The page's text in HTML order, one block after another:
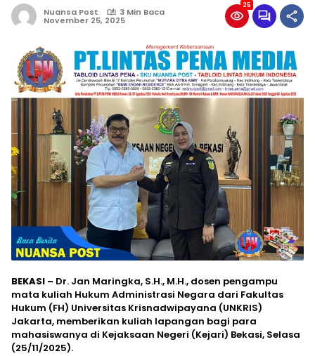
Nuansa Post 3 Min Baca
November 25, 2025
25
BEKASI – Dr. Jan Maringka, S.H., M.H., dosen pengampu
mata kuliah Hukum Administrasi Negara dari Fakultas
Hukum (FH) Universitas Krisnadwipayana (UNKRIS)
Jakarta, memberikan kuliah lapangan bagi para
mahasiswanya di Kejaksaan Negeri (Kejari) Bekasi, Selasa
(25/11/2025).